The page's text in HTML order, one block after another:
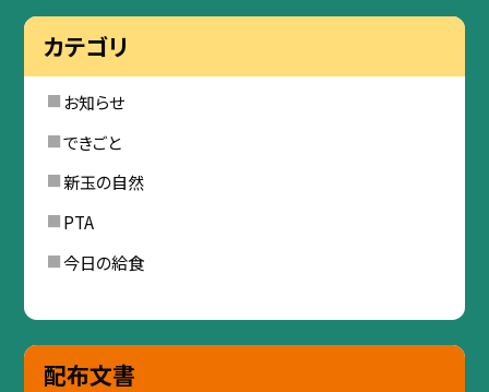
カテゴリ
お知らせ
できごと
新玉の自然
PTA
今日の給食
配布文書